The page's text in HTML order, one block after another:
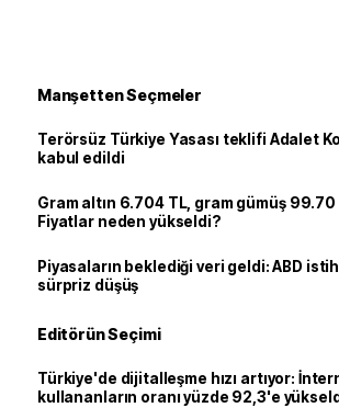
Manşetten Seçmeler
Terörsüz Türkiye Yasası teklifi Adalet
kabul edildi
Gram altın 6.704 TL, gram gümüş 99.70
Fiyatlar neden yükseldi?
Piyasaların beklediği veri geldi: ABD
sürpriz düşüş
Editörün Seçimi
Türkiye'de dijitalleşme hızı artıyor:
kullananların oranı yüzde 92,3'e